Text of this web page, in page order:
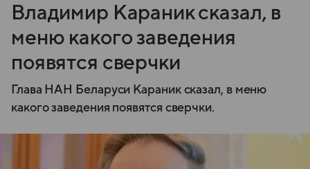
Владимир Караник сказал, в
меню какого заведения
появятся сверчки
Глава НАН Беларуси Караник сказал, в меню
какого заведения появятся сверчки.